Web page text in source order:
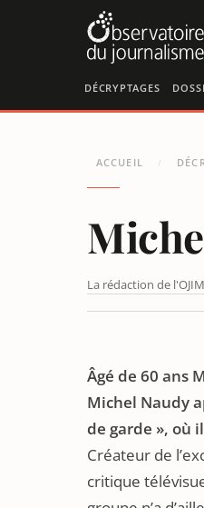
DÉCRYPTAGES
ACCUEIL /
La rédaction de l'OJIM
Âgé de 60 ans
Michel Naudy
de garde », où
Créateur de
critique
Panneau de gestion des